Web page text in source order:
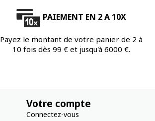
PAIEMENT EN 2 A 10X
Payez le montant de votre panier de 2 à
10 fois dès 99 € et jusqu'à 6000 €.
Votre compte
Connectez-vous